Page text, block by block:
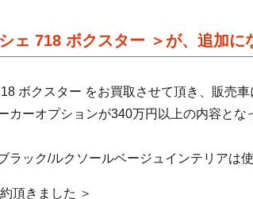
ェ 718 ボクスター ＞が、追加に
ボクスター をお買取させて頂き、販売車
カーオプションが340万円以上の内容と
ラック/ルクソールベージュインテリアは
頂きました ＞